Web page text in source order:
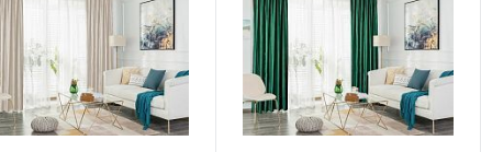
Купить в 1 клик
Сравнение
В избранное
В наличии
Купить в 1 клик
Сравнение
В избранное
В наличии